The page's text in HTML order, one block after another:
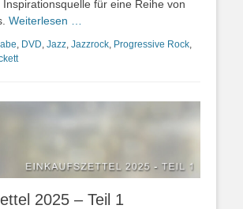
Inspirationsquelle für eine Reihe von
Weiterlesen …
, DVD, Jazz, Jazzrock, Progressive Rock,
2025 – Teil 1